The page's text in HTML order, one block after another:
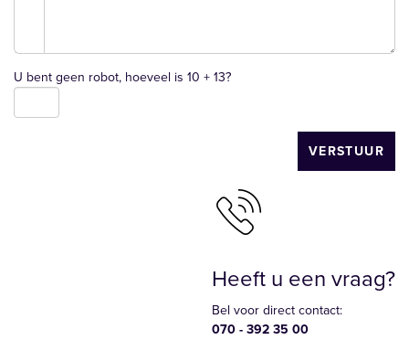
U bent geen robot, hoeveel is 10 + 13?
VERSTUUR
Heeft u een vraag?
Bel voor direct contact:
070 - 392 35 00